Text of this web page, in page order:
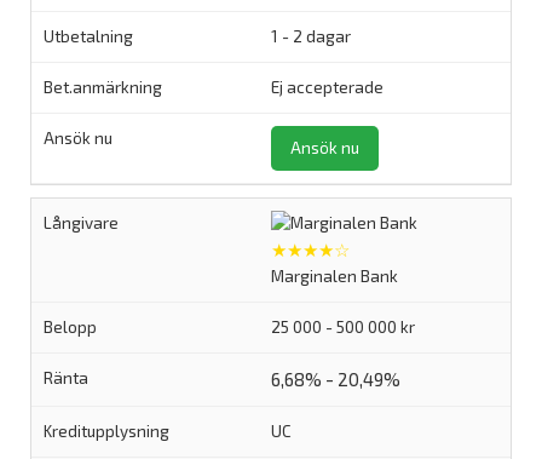
1 - 2 dagar
Ej accepterade
Ansök nu
★★★★☆
Marginalen Bank
25 000 - 500 000 kr
6,68% - 20,49%
UC